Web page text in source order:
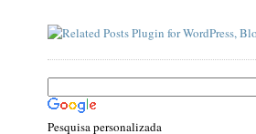
Pesquisa personalizada